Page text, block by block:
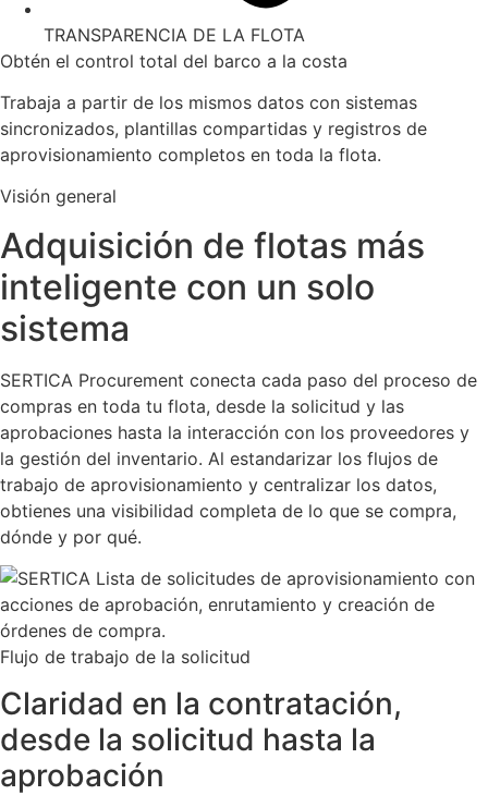
TRANSPARENCIA DE LA FLOTA
Obtén el control total del barco a la costa
Trabaja a partir de los mismos datos con sistemas
sincronizados, plantillas compartidas y registros de
aprovisionamiento completos en toda la flota.
Visión general
Adquisición de flotas más
inteligente con un solo
sistema
SERTICA Procurement conecta cada paso del proceso de
compras en toda tu flota, desde la solicitud y las
aprobaciones hasta la interacción con los proveedores y
la gestión del inventario. Al estandarizar los flujos de
trabajo de aprovisionamiento y centralizar los datos,
obtienes una visibilidad completa de lo que se compra,
dónde y por qué.
Flujo de trabajo de la solicitud
Claridad en la contratación,
desde la solicitud hasta la
aprobación